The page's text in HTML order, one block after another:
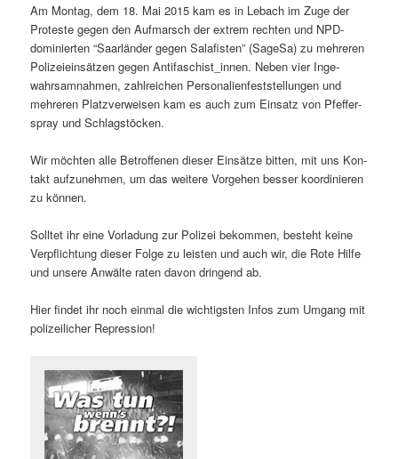
Am Mon­tag, dem 18. Mai 2015 kam es in Lebach im Zuge der
Proteste gegen den Auf­marsch der extrem recht­en und NPD-
dominierten “Saar­län­der gegen Salafis­ten” (Sage­Sa) zu mehreren
Polizeiein­sätzen gegen Antifaschist_innen. Neben vier Inge­
wahrsam­nah­men, zahlre­ichen Per­son­alien­fest­stel­lun­gen und
mehreren Platzver­weisen kam es auch zum Ein­satz von Pfef­fer­
spray und Schlagstöcken.
Wir möcht­en alle Betrof­fe­nen dieser Ein­sätze bit­ten, mit uns Kon­
takt aufzunehmen, um das weit­ere Vorge­hen bess­er koor­dinieren
zu können.
Soll­tet ihr eine Vor­ladung zur Polizei bekom­men, beste­ht keine
Verpflich­tung dieser Folge zu leis­ten und auch wir, die Rote Hil­fe
und unsere Anwälte rat­en davon drin­gend ab.
Hier find­et ihr noch ein­mal die wichtig­sten Infos zum Umgang mit
polizeilich­er Repression!